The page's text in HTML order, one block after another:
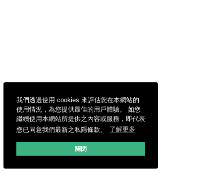
我們透過使用 cookies 來評估您在本網站的
使用情況，為您提供最佳的用戶體驗。 如您
繼續使用本網站所提供之內容或服務，即代表
您已同意我們最新之私隱條款。
了解更多
關閉